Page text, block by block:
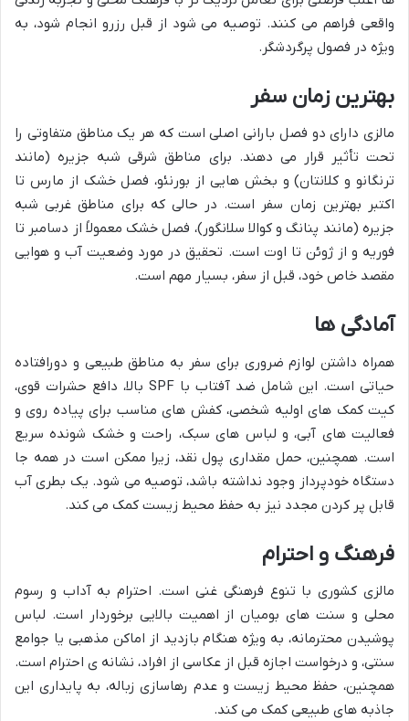
واقعی فراهم می کنند. توصیه می شود از قبل رزرو انجام شود، به
ویژه در فصول پرگردشگر.
بهترین زمان سفر
مالزی دارای دو فصل بارانی اصلی است که هر یک مناطق متفاوتی را
تحت تأثیر قرار می دهند. برای مناطق شرقی شبه جزیره (مانند
ترنگانو و کلانتان) و بخش هایی از بورنئو، فصل خشک از مارس تا
اکتبر بهترین زمان سفر است. در حالی که برای مناطق غربی شبه
جزیره (مانند پنانگ و کوالا سلانگور)، فصل خشک معمولاً از دسامبر تا
فوریه و از ژوئن تا اوت است. تحقیق در مورد وضعیت آب و هوایی
مقصد خاص خود، قبل از سفر، بسیار مهم است.
آمادگی ها
همراه داشتن لوازم ضروری برای سفر به مناطق طبیعی و دورافتاده
حیاتی است. این شامل ضد آفتاب با SPF بالا، دافع حشرات قوی،
کیت کمک های اولیه شخصی، کفش های مناسب برای پیاده روی و
فعالیت های آبی، و لباس های سبک، راحت و خشک شونده سریع
است. همچنین، حمل مقداری پول نقد، زیرا ممکن است در همه جا
دستگاه خودپرداز وجود نداشته باشد، توصیه می شود. یک بطری آب
قابل پر کردن مجدد نیز به حفظ محیط زیست کمک می کند.
فرهنگ و احترام
مالزی کشوری با تنوع فرهنگی غنی است. احترام به آداب و رسوم
محلی و سنت های بومیان از اهمیت بالایی برخوردار است. لباس
پوشیدن محترمانه، به ویژه هنگام بازدید از اماکن مذهبی یا جوامع
سنتی، و درخواست اجازه قبل از عکاسی از افراد، نشانه ی احترام است.
همچنین، حفظ محیط زیست و عدم رهاسازی زباله، به پایداری این
جاذبه های طبیعی کمک می کند.